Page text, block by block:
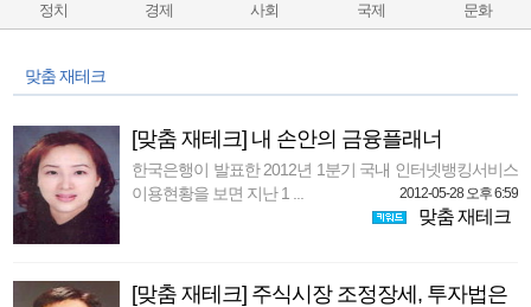
정치 경제 사회 국제 문화
맞춤 재테크
[맞춤 재테크] 내 손안의 금융플래너
한국은행이 발표한 2012년 1분기 국내 인터넷뱅킹서비스
이용현황을 보면 지난 1 ...
2012-05-28 오후 6:59
맞춤 재테크
[맞춤 재테크] 주식시장 조정장세, 투자법은